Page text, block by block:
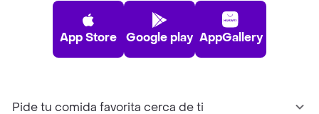
App Store Google play AppGallery
Pide tu comida favorita cerca de ti